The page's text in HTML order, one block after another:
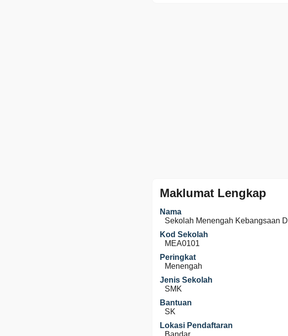
Maklumat Lengkap
Nama
Sekolah Menengah Kebangsaan
Kod Sekolah
MEA0101
Peringkat
Menengah
Jenis Sekolah
SMK
Bantuan
SK
Lokasi Pendaftaran
Bandar